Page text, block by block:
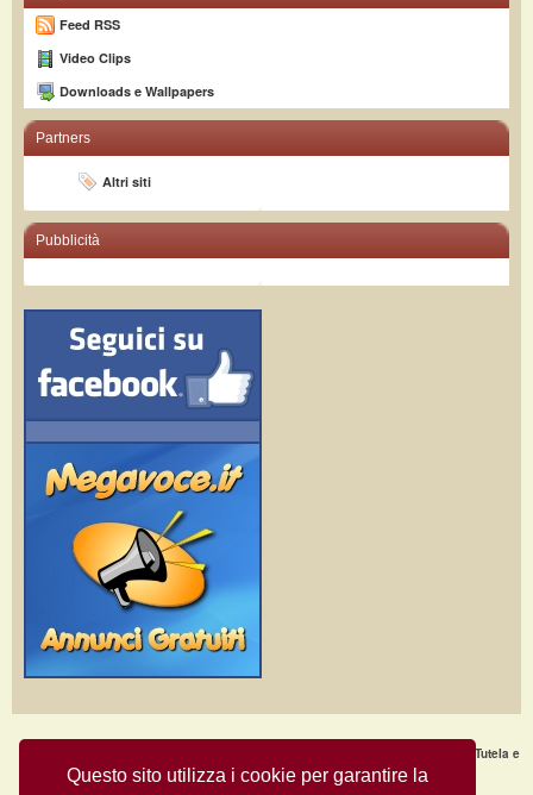
Questo sito utilizza i cookie per garantire la
Feed RSS
Video Clips
Downloads e Wallpapers
Partners
Altri siti
Pubblicità
Tutela e
Sicurezza·Privacy·Aiuto